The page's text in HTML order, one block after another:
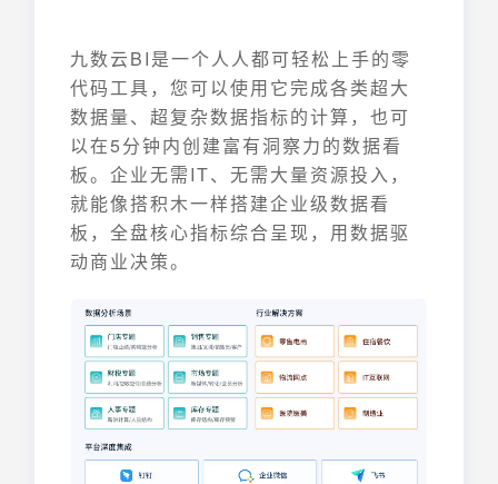
九数云BI是一个人人都可轻松上手的零
代码工具，您可以使用它完成各类超大
数据量、超复杂数据指标的计算，也可
以在5分钟内创建富有洞察力的数据看
板。企业无需IT、无需大量资源投入，
就能像搭积木一样搭建企业级数据看
板，全盘核心指标综合呈现，用数据驱
动商业决策。